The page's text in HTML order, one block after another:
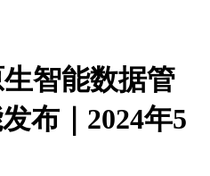
智能数据管
布｜2024年5